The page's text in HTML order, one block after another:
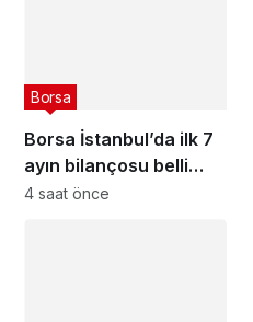
Borsa İstanbul’da ilk 7
ayın bilançosu belli
oldu
Borsa
4 saat önce